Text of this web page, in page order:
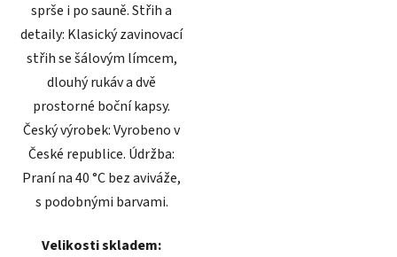
sprše i po sauně. Střih a
detaily: Klasický zavinovací
střih se šálovým límcem,
dlouhý rukáv a dvě
prostorné boční kapsy.
Český výrobek: Vyrobeno v
České republice. Údržba:
Praní na 40 °C bez aviváže,
s podobnými barvami.
Velikosti skladem: